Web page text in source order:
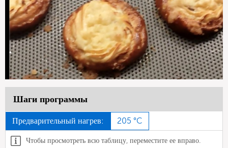
Шаги программы
Предварительный нагрев: 205 °C
Чтобы просмотреть всю таблицу, переместите ее вправо.